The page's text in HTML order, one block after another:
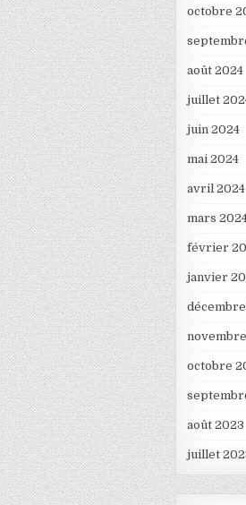
octobre
août 2024
juillet
juin 2024
mai 2024
avril 2024
mars
février
janvier
octobre
août 2023
juillet